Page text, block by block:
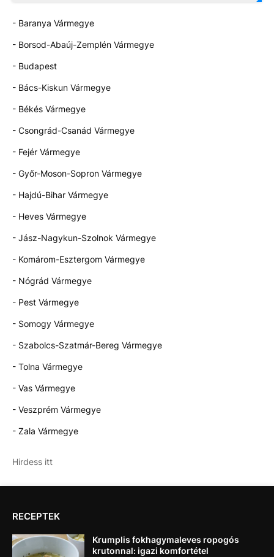
- Baranya Vármegye
- Borsod-Abaúj-Zemplén Vármegye
- Budapest
- Bács-Kiskun Vármegye
- Békés Vármegye
- Csongrád-Csanád Vármegye
- Fejér Vármegye
- Győr-Moson-Sopron Vármegye
- Hajdú-Bihar Vármegye
- Heves Vármegye
- Jász-Nagykun-Szolnok Vármegye
- Komárom-Esztergom Vármegye
- Nógrád Vármegye
- Pest Vármegye
- Somogy Vármegye
- Szabolcs-Szatmár-Bereg Vármegye
- Tolna Vármegye
- Vas Vármegye
- Veszprém Vármegye
- Zala Vármegye
Hirdess itt
RECEPTEK
Krumplis fokhagymaleves ropogós
krutonnal: igazi komfortétel